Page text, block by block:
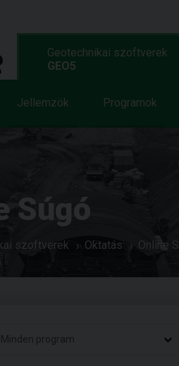
Geotechnikai szoftverek
GEO5
Jellemzök Programok
Súgó
szoftverek Oktatás Online
Minden program